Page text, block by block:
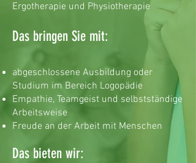
Ergotherapie und Physiotherapie
Das bringen Sie mit:
abgeschlossene Ausbildung oder
Studium im Bereich Logopädie
Empathie, Teamgeist und selbstständige
Arbeitsweise
Freude an der Arbeit mit Menschen
Das bieten wir: